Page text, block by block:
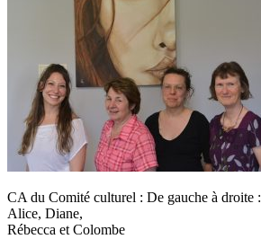
CA du Comité culturel : De gauche à droite :
Alice, Diane,
Rébecca et Colombe